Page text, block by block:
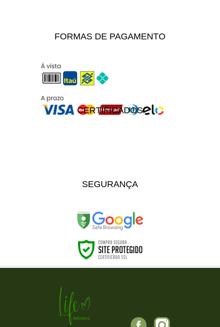
FORMAS DE PAGAMENTO
CERTIFICADOS
SEGURANÇA